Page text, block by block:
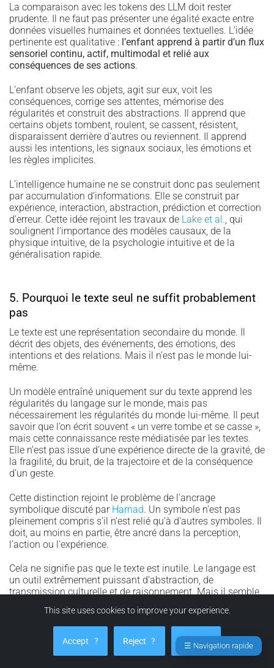
☰ Navigation rapide
La comparaison avec les tokens des LLM doit rester
prudente. Il ne faut pas présenter une égalité exacte entre
données visuelles humaines et données textuelles. L’idée
pertinente est qualitative : l’enfant apprend à partir d’un flux
sensoriel continu, actif, multimodal et relié aux
conséquences de ses actions.
L’enfant observe les objets, agit sur eux, voit les
conséquences, corrige ses attentes, mémorise des
régularités et construit des abstractions. Il apprend que
certains objets tombent, roulent, se cassent, résistent,
disparaissent derrière d’autres ou reviennent. Il apprend
aussi les intentions, les signaux sociaux, les émotions et
les règles implicites.
L’intelligence humaine ne se construit donc pas seulement
par accumulation d’informations. Elle se construit par
expérience, interaction, abstraction, prédiction et correction
d’erreur. Cette idée rejoint les travaux de Lake et al. , qui
soulignent l’importance des modèles causaux, de la
physique intuitive, de la psychologie intuitive et de la
généralisation rapide.
5. Pourquoi le texte seul ne suffit probablement
pas
Le texte est une représentation secondaire du monde. Il
décrit des objets, des événements, des émotions, des
intentions et des relations. Mais il n’est pas le monde lui-
même.
Un modèle entraîné uniquement sur du texte apprend les
régularités du langage sur le monde, mais pas
nécessairement les régularités du monde lui-même. Il peut
savoir que l’on écrit souvent « un verre tombe et se casse »,
mais cette connaissance reste médiatisée par les textes.
Elle n’est pas issue d’une expérience directe de la gravité, de
la fragilité, du bruit, de la trajectoire et de la conséquence
d’un geste.
Cette distinction rejoint le problème de l’ancrage
symbolique discuté par Harnad. Un symbole n’est pas
pleinement compris s’il n’est relié qu’à d’autres symboles. Il
doit, au moins en partie, être ancré dans la perception,
l’action ou l’expérience.
Cela ne signifie pas que le texte est inutile. Le langage est
un outil extrêmement puissant d’abstraction, de
transmission culturelle et de raisonnement. Mais il semble
La formulation la plus scientifique est donc :le texte seul
peut produire des représentations internes riches, mais il ne
This site uses cookies to improve your experience.
Accept ? Reject ? Manage